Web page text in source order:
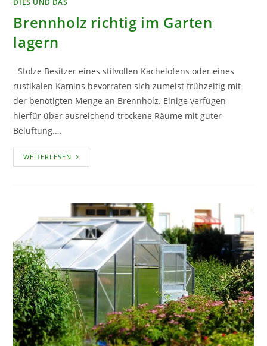
Brennholz richtig im Garten
lagern
Stolze Besitzer eines stilvollen Kachelofens oder eines
rustikalen Kamins bevorraten sich zumeist frühzeitig mit
der benötigten Menge an Brennholz. Einige verfügen
hierfür über ausreichend trockene Räume mit guter
Belüftung.…
WEITERLESEN BRENNHOLZ
RICHTIG